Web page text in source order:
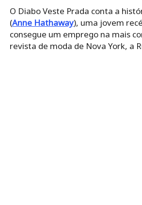
O Diabo Veste Prada conta a
(Anne Hathaway), uma jovem
consegue um emprego na mais
revista de moda de Nova York, a